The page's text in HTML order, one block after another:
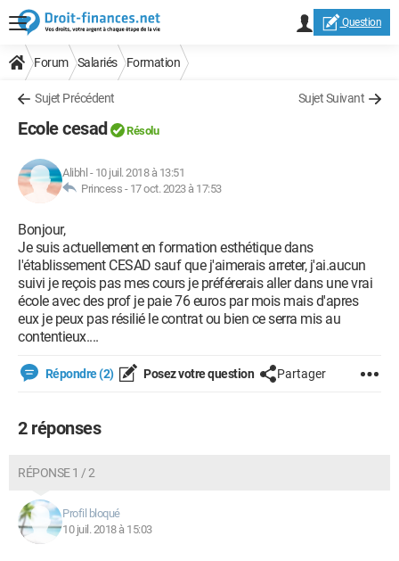
Question
Forum Salariés Formation
Sujet Précédent Sujet Suivant
Ecole cesad Résolu
Alibhl - 10 juil. 2018 à 13:51
Princess - 17 oct. 2023 à 17:53
Bonjour,
Je suis actuellement en formation esthétique dans
l'établissement CESAD sauf que j'aimerais arreter, j'ai.aucun
suivi je reçois pas mes cours je préférerais aller dans une vrai
école avec des prof je paie 76 euros par mois mais d'apres
eux je peux pas résilié le contrat ou bien ce serra mis au
contentieux....
Répondre (2) Posez votre question Partager
2 réponses
RÉPONSE 1 / 2
Profil bloqué
10 juil. 2018 à 15:03